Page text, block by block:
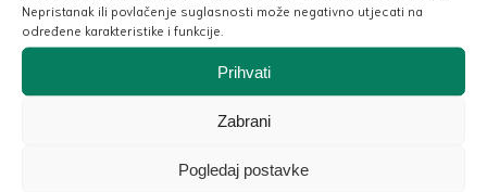
Nepristanak ili povlačenje suglasnosti može negativno utjecati na
određene karakteristike i funkcije.
Prihvati
Zabrani
Pogledaj postavke
INDIGO (Indigofera tinctoria ), prah lista
Crno-modrim pigmentom boji kosu, a usto ima
i antiseptička svojstva. Prah indiga za bojanje
kose koristi se već preko 4000 godina.
Tijekom 19. i početkom 20. stoljeća bio je
nazivao se i “crna kana”. Samo vrlo bogati ljudi